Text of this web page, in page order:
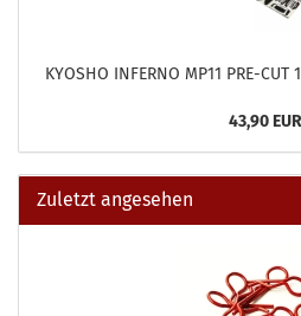
KYOSHO INFERNO MP11 PRE-CUT
43,90 EUR
Zuletzt angesehen